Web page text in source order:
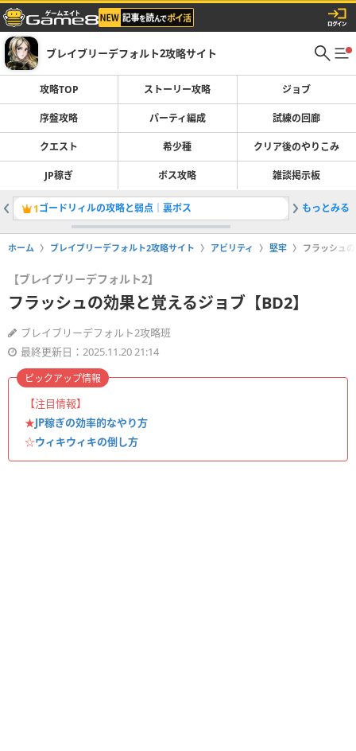
ブレイブリーデフォルト2攻略サイト
攻略TOP ストーリー攻略 ジョブ
序盤攻略 パーティ編成 試練の回廊
クエスト 希少種 クリア後のやりこみ
JP稼ぎ ボス攻略 雑談掲示板
1ゴードリィルの攻略と弱点｜裏ボス 2ジョブ
もっとみる
ホーム ブレイブリーデフォルト2攻略サイト アビリティ 堅牢 フラッシュ
【ブレイブリーデフォルト2】
フラッシュの効果と覚えるジョブ【BD2】
ブレイブリーデフォルト2攻略班
最終更新日：2025.11.20 21:14
【注目情報】
★JP稼ぎの効率的なやり方
☆ウィキウィキの倒し方
ピックアップ情報